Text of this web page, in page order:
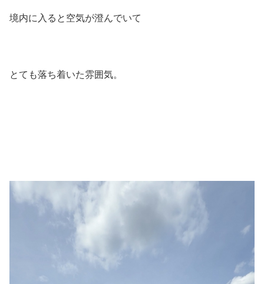
境内に入ると空気が澄んでいて
とても落ち着いた雰囲気。